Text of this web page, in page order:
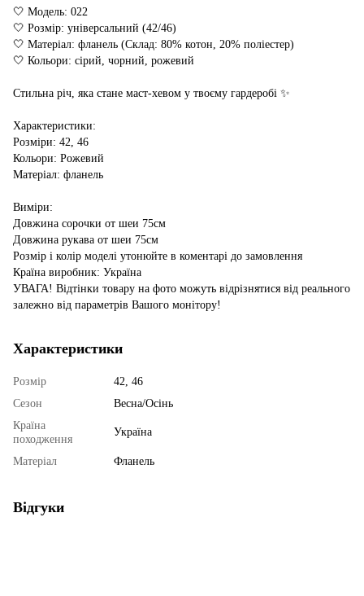
🤍 Модель: 022
🤍 Розмір: універсальний (42/46)
🤍 Матеріал: фланель (Склад: 80% котон, 20% поліестер)
🤍 Кольори: сірий, чорний, рожевий
Стильна річ, яка стане маст-хевом у твоєму гардеробі ✨
Характеристики:
Розміри: 42, 46
Кольори: Рожевий
Матеріал: фланель
Виміри:
Довжина сорочки от шеи 75см
Довжина рукава от шеи 75см
Розмір і колір моделі утонюйте в коментарі до замовлення
Країна виробник: Україна
УВАГА! Відтінки товару на фото можуть відрізнятися від реального
залежно від параметрів Вашого монітору!
Характеристики
Розмір
42, 46
Сезон
Весна/Осінь
Країна
походження
Україна
Матеріал Фланель
Відгуки